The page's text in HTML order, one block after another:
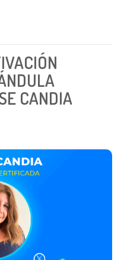
CANDIA